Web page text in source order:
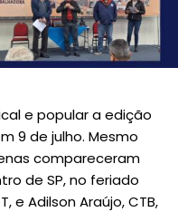
e popular a edição
9 de julho. Mesmo
compareceram
de SP, no feriado
e Adilson Araújo, CTB,